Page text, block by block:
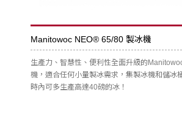
Manitowoc NEO® 65/80 製冰機
生產力、智慧性、便利性全面升級的
機，適合任何小量製冰需求，集製冰機和儲冰
時內可多生產高達40磅的冰！